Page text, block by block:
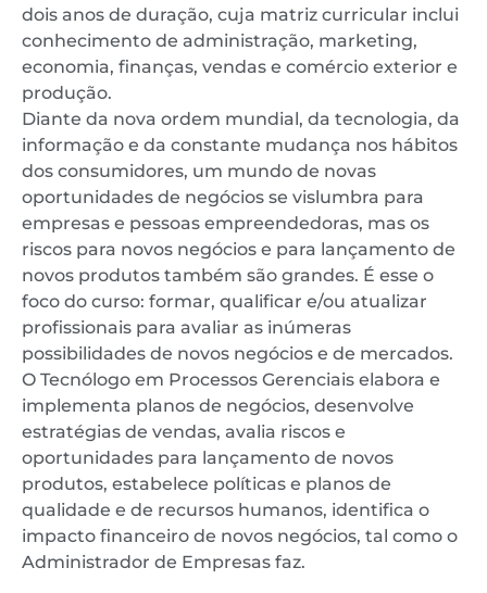
dois anos de duração, cuja matriz curricular inclui
conhecimento de administração, marketing,
economia, finanças, vendas e comércio exterior e
produção.
Diante da nova ordem mundial, da tecnologia, da
informação e da constante mudança nos hábitos
dos consumidores, um mundo de novas
oportunidades de negócios se vislumbra para
empresas e pessoas empreendedoras, mas os
riscos para novos negócios e para lançamento de
novos produtos também são grandes. É esse o
foco do curso: formar, qualificar e/ou atualizar
profissionais para avaliar as inúmeras
possibilidades de novos negócios e de mercados.
O Tecnólogo em Processos Gerenciais elabora e
implementa planos de negócios, desenvolve
estratégias de vendas, avalia riscos e
oportunidades para lançamento de novos
produtos, estabelece políticas e planos de
qualidade e de recursos humanos, identifica o
impacto financeiro de novos negócios, tal como o
Administrador de Empresas faz.